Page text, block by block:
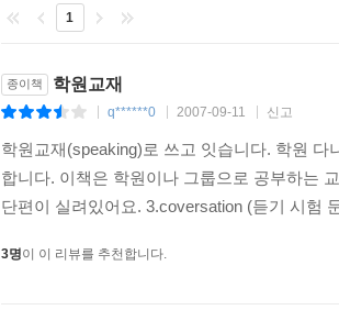
1
종이책 학원교재
q******0 2007-09-11 신고
학원교재(speaking)로 쓰고 잇습니다. 학원
합니다. 이책은 학원이나 그룹으로 공부하는
단편이 실려있어요. 3.coversation (듣기 시험
3명이 이 리뷰를 추천합니다.